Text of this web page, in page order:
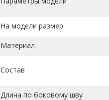
На модели размер
Материал
Состав
Длина по боковому шву